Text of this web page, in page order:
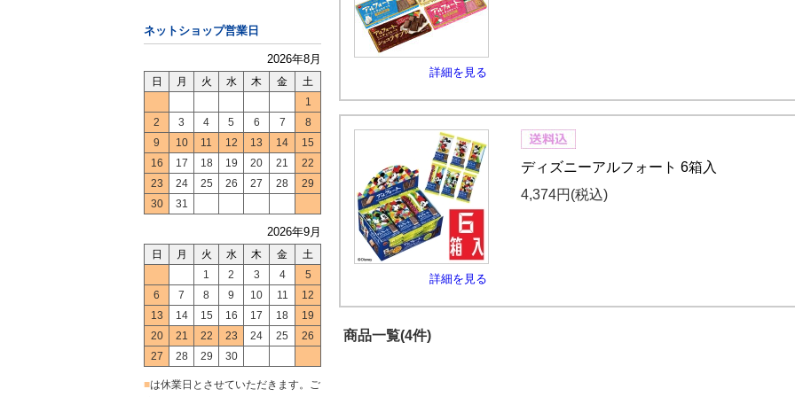
ネットショップ営業日
2026年8月
日 月 火 水 木 金
土
1
2
3 4 5 6 7
8
9
10 11 12 13 14
15
16
17 18 19 20 21
22
23
24 25 26 27 28
29
30
31
2026年9月
日 月 火 水 木 金
土
1
2 3 4
5
6
7 8 9 10 11
12
13
14 15 16 17 18
19
20
21 22 23 24 25
26
27
28 29 30
■は休業日とさせていただきます。ご
詳細を見る
詳細を見る
ディズニーアルフォート 6箱入
4,374円 (税込)
商品一覧(4件)